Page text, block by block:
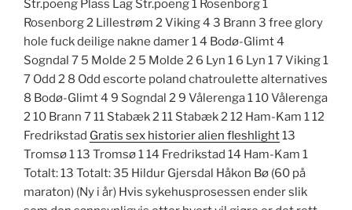
Str.poeng Plass Lag Str.poeng 1 Rosenborg 1
Rosenborg 2 Lillestrøm 2 Viking 4 3 Brann 3 free glory
hole fuck deilige nakne damer 1 4 Bodø-Glimt 4
Sogndal 7 5 Molde 2 5 Molde 2 6 Lyn 1 6 Lyn 1 7 Viking 1
7 Odd 2 8 Odd escorte poland chatroulette alternatives
8 Bodø-Glimt 4 9 Sogndal 2 9 Vålerenga 1 10 Vålerenga
2 10 Brann 7 11 Stabæk 2 11 Stabæk 2 12 Ham-Kam 1 12
Fredrikstad Gratis sex historier alien fleshlight13
Tromsø 1 13 Tromsø 1 14 Fredrikstad 14 Ham-Kam 1
Totalt: 13 Totalt: 35 Hildur Gjersdal Håkon Bø (60 på
maraton) (Ny i år) Hvis sykehusprosessen ender slik